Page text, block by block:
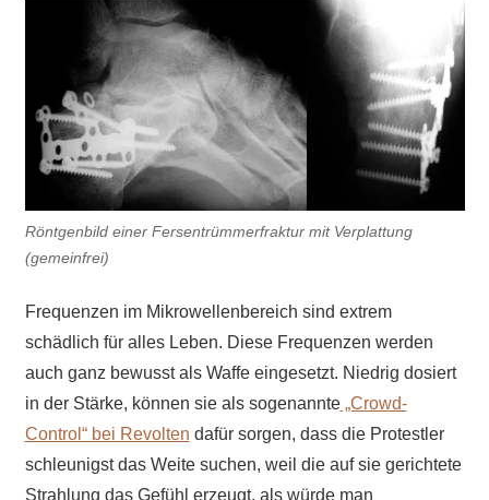
Röntgenbild einer Fersentrümmerfraktur mit Verplattung
(gemeinfrei)
Frequenzen im Mikrowellenbereich sind extrem
schädlich für alles Leben. Diese Frequenzen werden
auch ganz bewusst als Waffe eingesetzt. Niedrig dosiert
in der Stärke, können sie als sogenannte„Crowd-
Control“ bei Revolten dafür sorgen, dass die Protestler
schleunigst das Weite suchen, weil die auf sie gerichtete
Strahlung das Gefühl erzeugt, als würde man